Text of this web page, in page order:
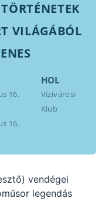
VILÁGÁBÓL
16.
16.
HOL
Vízivárosi
Klub
vendégei
legendás